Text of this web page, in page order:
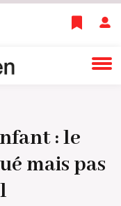
: le
mais pas